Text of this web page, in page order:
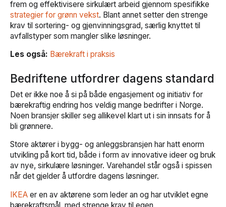
frem og effektivisere sirkulært arbeid gjennom spesifikke
strategier for grønn vekst. Blant annet setter den strenge
krav til sortering- og gjenvinningsgrad, særlig knyttet til
avfallstyper som mangler slike løsninger.
Les også: Bærekraft i praksis
Bedriftene utfordrer dagens standard
Det er ikke noe å si på både engasjement og initiativ for
bærekraftig endring hos veldig mange bedrifter i Norge.
Noen bransjer skiller seg allikevel klart ut i sin innsats for å
bli grønnere.
Store aktører i bygg- og anleggsbransjen har hatt enorm
utvikling på kort tid, både i form av innovative ideer og bruk
av nye, sirkulære løsninger. Varehandel står også i spissen
når det gjelder å utfordre dagens løsninger.
IKEA er en av aktørene som leder an og har utviklet egne